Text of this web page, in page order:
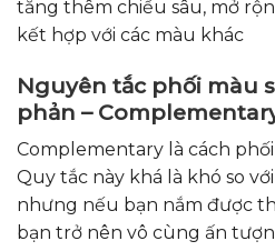
tăng thêm chiều sâu, mở
kết hợp với các màu khác
Nguyên tắc phối màu
phản –
Complementary là cách
Quy tắc này khá là khó so
nhưng nếu bạn nắm được
bạn trở nên vô cùng ấn